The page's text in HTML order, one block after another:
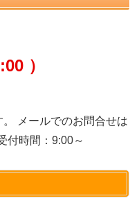
）
メールでのお問合せは
付時間：9:00～